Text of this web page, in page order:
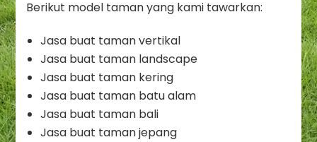
Berikut model taman yang kami tawarkan:
Jasa buat taman vertikal
Jasa buat taman landscape
Jasa buat taman kering
Jasa buat taman batu alam
Jasa buat taman bali
Jasa buat taman jepang